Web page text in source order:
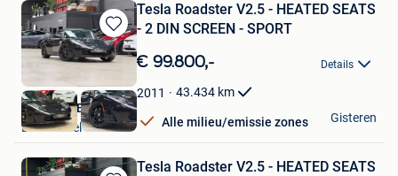
Bewaren
in
Favorieten
Tesla Roadster V2.5 - HEATED SEATS
- 2 DIN SCREEN - SPORT
€ 99.800,- Details
2011 43.434 km
Alle milieu/emissie zones
Nikola CVBA
Londerzeel
Gisteren
Tesla Roadster V2.5 - HEATED SEATS